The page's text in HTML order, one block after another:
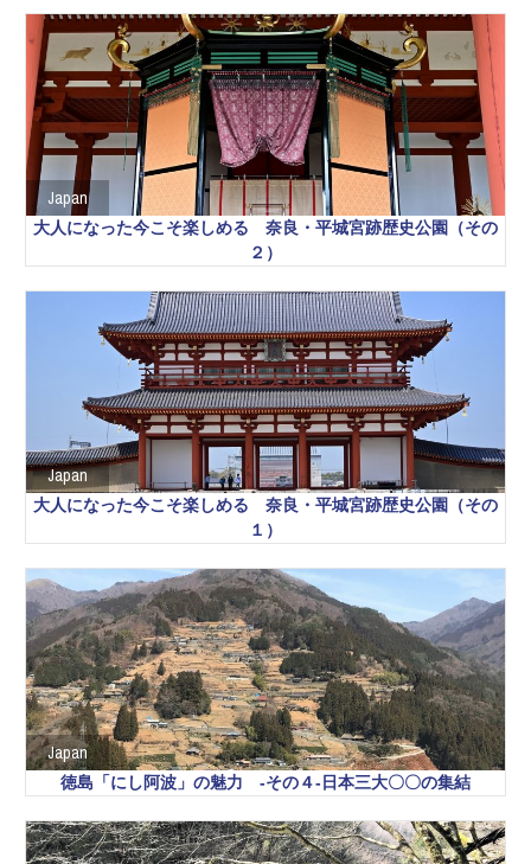
Japan
大人になった今こそ楽しめる 奈良・平城宮跡歴史公園（その
２）
Japan
大人になった今こそ楽しめる 奈良・平城宮跡歴史公園（その
１）
Japan
徳島「にし阿波」の魅力 -その４-日本三大〇〇の集結